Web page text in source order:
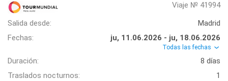
Viaje № 41994
Salida desde:
Madrid
Fechas:
ju, 11.06.2026 - ju, 18.06.2026
Todas las fechas
Duración:
8 días
Traslados nocturnos:
1